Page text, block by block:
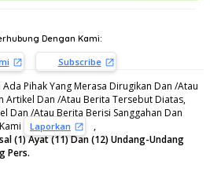
Dengan Kami:
Subscribe
Pihak Yang Merasa Dirugikan Dan /Atau
Artikel Dan /Atau Berita Tersebut Diatas,
Dan /Atau Berita Berisi Sanggahan Dan
Laporkan
,
(1) Ayat (11) Dan (12) Undang-Undang
Pers.